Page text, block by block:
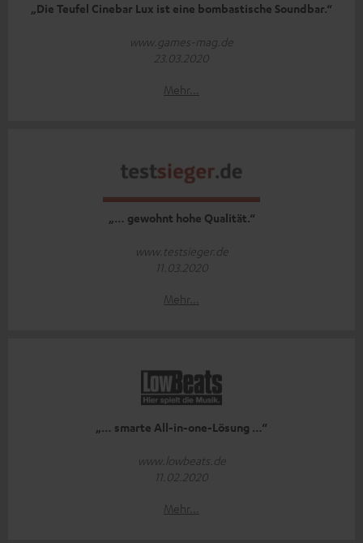
„Die Teufel Cinebar Lux ist eine bombastische Soundbar.“
www.games-mag.de
23.03.2020
Mehr...
„… gewohnt hohe Qualität.“
www.testsieger.de
11.03.2020
Mehr...
„… smarte All-in-one-Lösung …“
www.lowbeats.de
11.02.2020
Mehr...